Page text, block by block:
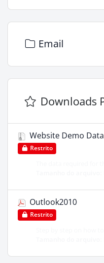
Email
Downloads
Website Demo Data
Restrito
Outlook2010
Restrito